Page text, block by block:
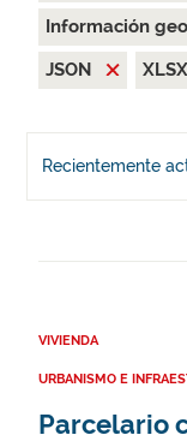
Información
JSON
XLSX
Recientemente
VIVIENDA
URBANISMO E
Parcelario